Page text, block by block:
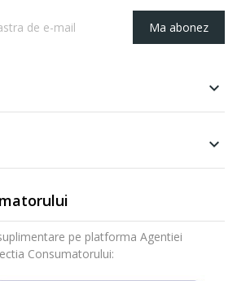
Ma abonez


pe platforma Agentiei
Consumatorului: